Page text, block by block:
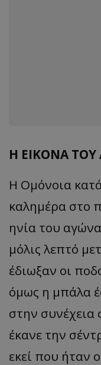
Η ΕΙΚΟΝΑ
Η Ομόνοια
καλημέρα στο
ηνία του
μόλις λεπτό
έδιωξαν οι
όμως η μπάλα
στην συνέχεια
έκανε την
εκεί που ήταν